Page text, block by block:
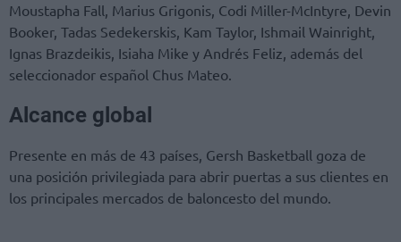
Moustapha Fall, Marius Grigonis, Codi Miller-McIntyre, Devin
Booker, Tadas Sedekerskis, Kam Taylor, Ishmail Wainright,
Ignas Brazdeikis, Isiaha Mike y Andrés Feliz, además del
seleccionador español Chus Mateo.
Alcance global
Presente en más de 43 países, Gersh Basketball goza de
una posición privilegiada para abrir puertas a sus clientes en
los principales mercados de baloncesto del mundo.